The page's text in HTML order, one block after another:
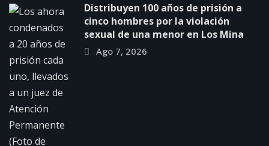
Distribuyen 100 años de prisión a
cinco hombres por la violación
sexual de una menor en Los Mina
Ago 7, 2026